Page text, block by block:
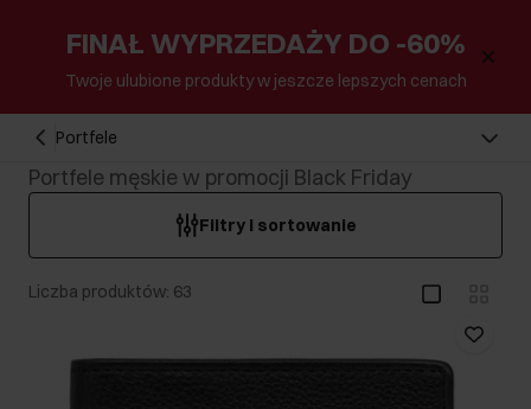
FINAŁ WYPRZEDAŻY DO -60%
Twoje ulubione produkty w jeszcze lepszych cenach
Portfele
Portfele męskie w promocji Black Friday
Filtry i sortowanie
Liczba produktów: 63